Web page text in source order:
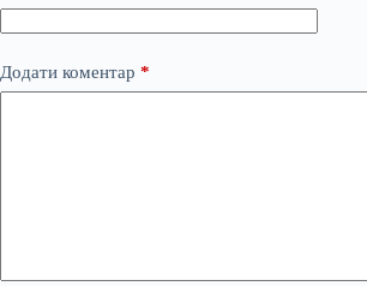
Додати коментар *